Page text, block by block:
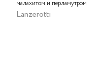
малахитом и перламутром
Lanzerotti